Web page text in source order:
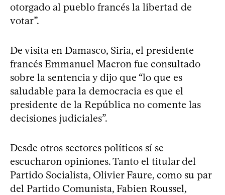
otorgado al pueblo francés la libertad de
votar”.
De visita en Damasco, Siria, el presidente
francés Emmanuel Macron fue consultado
sobre la sentencia y dijo que “lo que es
saludable para la democracia es que el
presidente de la República no comente las
decisiones judiciales”.
Desde otros sectores políticos sí se
escucharon opiniones. Tanto el titular del
Partido Socialista, Olivier Faure, como su par
del Partido Comunista, Fabien Roussel,